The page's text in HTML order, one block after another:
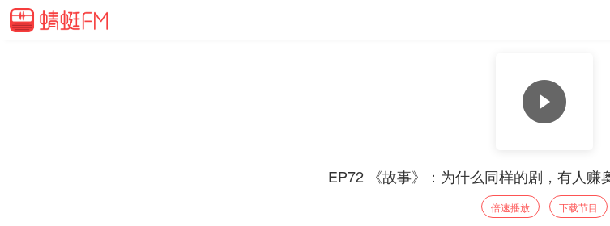
EP72 《故事》：为什么同样的剧，有人赚
倍速播放 下载节目